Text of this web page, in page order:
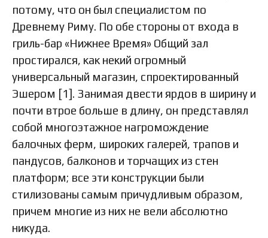
потому, что он был специалистом по
Древнему Риму. По обе стороны от входа в
гриль-бар «Нижнее Время» Общий зал
простирался, как некий огромный
универсальный магазин, спроектированный
Эшером [1]. Занимая двести ярдов в ширину и
почти втрое больше в длину, он представлял
собой многоэтажное нагромождение
балочных ферм, широких галерей, трапов и
пандусов, балконов и торчащих из стен
платформ; все эти конструкции были
стилизованы самым причудливым образом,
причем многие из них не вели абсолютно
никуда.